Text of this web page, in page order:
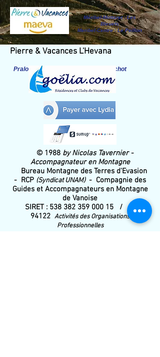
Méribel-Mottaret : Les
Bleuets
Meribel-Centre : Le Peillon
Pierre & Vacances L'Hevana
Pralognan la Vanoise / Rés. Le Blanchot
© 1988 by Nicolas Tavernier -
Accompagnateur en Montagne
Bureau Montagne des Terres d'Evasion
- RCP (Syndicat UNAM) - Compagnie des
Guides et Accompagnateurs en Montagne
de Vanoise
SIRET : 538 382 359 000 15 / APE :
94122 Activités des Organisations
Professionnelles